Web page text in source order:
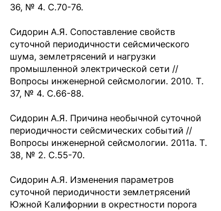
36, № 4. С.70-76.
Сидорин А.Я. Сопоставление свойств
суточной периодичности сейсмического
шума, землетрясений и нагрузки
промышленной электрической сети //
Вопросы инженерной сейсмологии. 2010. Т.
37, № 4. С.66-88.
Сидорин А.Я. Причина необычной суточной
периодичности сейсмических событий //
Вопросы инженерной сейсмологии. 2011а. Т.
38, № 2. С.55-70.
Сидорин А.Я. Изменения параметров
суточной периодичности землетрясений
Южной Калифорнии в окрестности порога